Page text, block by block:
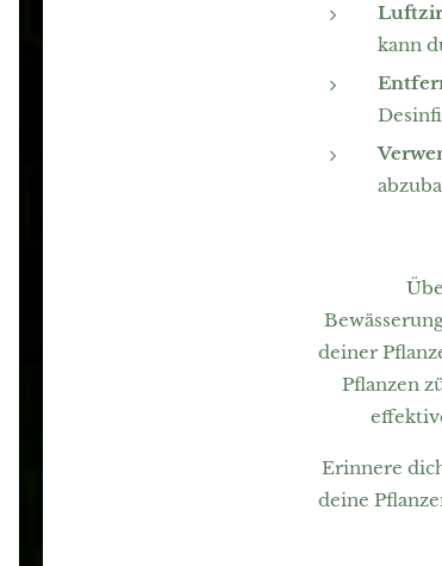
kann
deiner
Pflanzen
Erinnere
deine